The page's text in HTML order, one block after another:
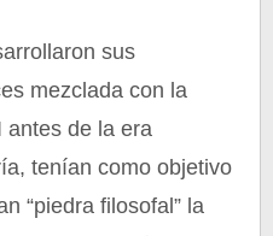
sus
mezclada con la
antes de la era
tenían como objetivo
“piedra filosofal” la